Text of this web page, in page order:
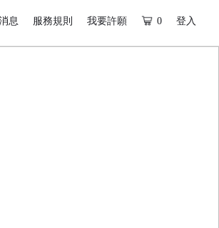
登入
0
我要許願
服務規則
息